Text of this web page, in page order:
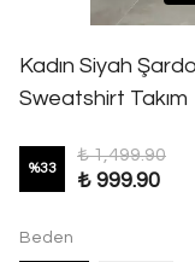
Kadın Siyah
Sweatshirt Takım
%33
₺ 1,499.90
₺ 999.90
Beden